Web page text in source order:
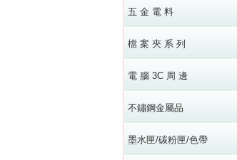
五 金 電 料
檔 案 夾 系 列
電 腦 3C 周 邊
不鏽鋼金屬品
墨水匣/碳粉匣/色帶